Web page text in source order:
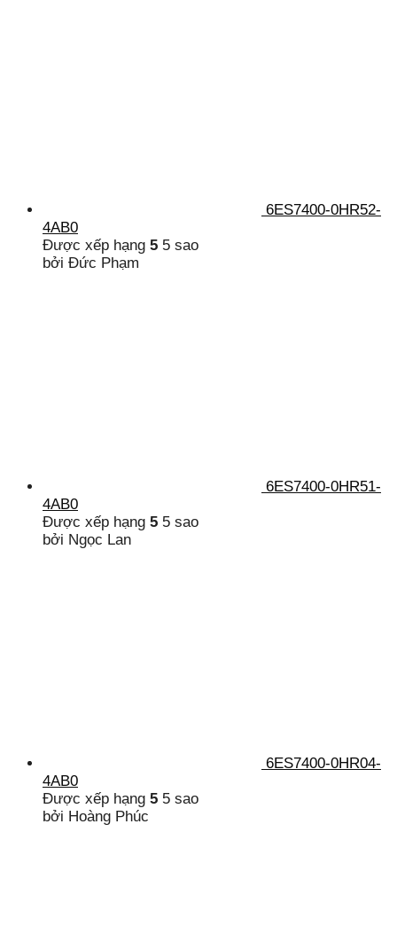
6ES7400-0HR52-
4AB0
Được xếp hạng 5 5 sao
bởi Đức Phạm
6ES7400-0HR51-
4AB0
Được xếp hạng 5 5 sao
bởi Ngọc Lan
6ES7400-0HR04-
4AB0
Được xếp hạng 5 5 sao
bởi Hoàng Phúc